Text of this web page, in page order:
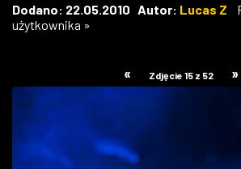
GASTRONOMIA
Dodano: 22.05.2010 Autor: Lucas Z
użytkownika »
« Zdjęcie 15 z 52 »